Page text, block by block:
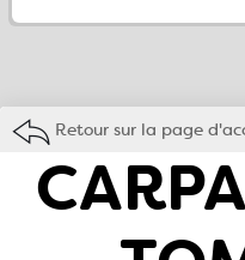
Retour sur la page